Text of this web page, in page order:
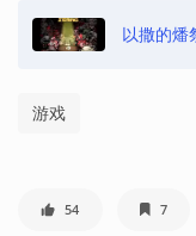
以撒的燔
游戏
54 7